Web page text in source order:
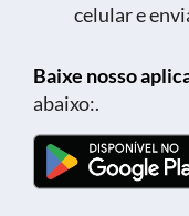
celular e
Baixe nosso
abaixo:.